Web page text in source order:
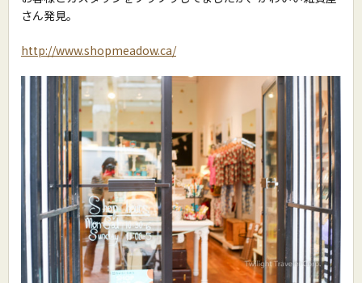
さん発見。
http://www.shopmeadow.ca/